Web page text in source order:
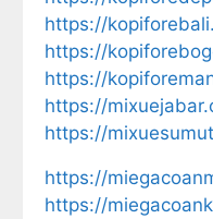
https://
https://
https://
https://
https://
https://
https://